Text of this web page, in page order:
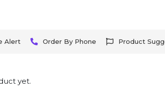
Alert Order By Phone Product
yet.